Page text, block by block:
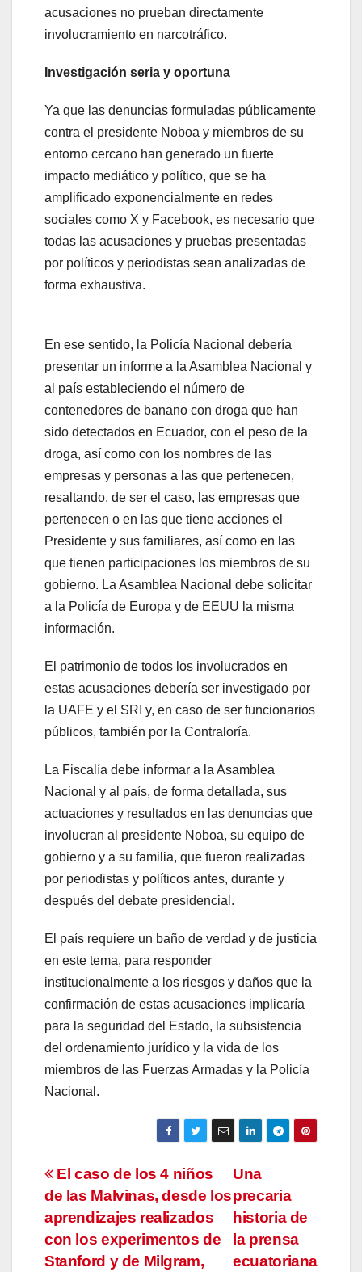
acusaciones no prueban directamente
involucramiento en narcotráfico.
Investigación seria y oportuna
Ya que las denuncias formuladas públicamente
contra el presidente Noboa y miembros de su
entorno cercano han generado un fuerte
impacto mediático y político, que se ha
amplificado exponencialmente en redes
sociales como X y Facebook, es necesario que
todas las acusaciones y pruebas presentadas
por políticos y periodistas sean analizadas de
forma exhaustiva.
En ese sentido, la Policía Nacional debería
presentar un informe a la Asamblea Nacional y
al país estableciendo el número de
contenedores de banano con droga que han
sido detectados en Ecuador, con el peso de la
droga, así como con los nombres de las
empresas y personas a las que pertenecen,
resaltando, de ser el caso, las empresas que
pertenecen o en las que tiene acciones el
Presidente y sus familiares, así como en las
que tienen participaciones los miembros de su
gobierno. La Asamblea Nacional debe solicitar
a la Policía de Europa y de EEUU la misma
información.
El patrimonio de todos los involucrados en
estas acusaciones debería ser investigado por
la UAFE y el SRI y, en caso de ser funcionarios
públicos, también por la Contraloría.
La Fiscalía debe informar a la Asamblea
Nacional y al país, de forma detallada, sus
actuaciones y resultados en las denuncias que
involucran al presidente Noboa, su equipo de
gobierno y a su familia, que fueron realizadas
por periodistas y políticos antes, durante y
después del debate presidencial.
El país requiere un baño de verdad y de justicia
en este tema, para responder
institucionalmente a los riesgos y daños que la
confirmación de estas acusaciones implicaría
para la seguridad del Estado, la subsistencia
del ordenamiento jurídico y la vida de los
miembros de las Fuerzas Armadas y la Policía
Nacional.
Navegación
de
entradas
Una
precaria
historia de
la prensa
ecuatoriana
El caso de los 4 niños
de las Malvinas, desde los
aprendizajes realizados
con los experimentos de
Stanford y de Milgram,